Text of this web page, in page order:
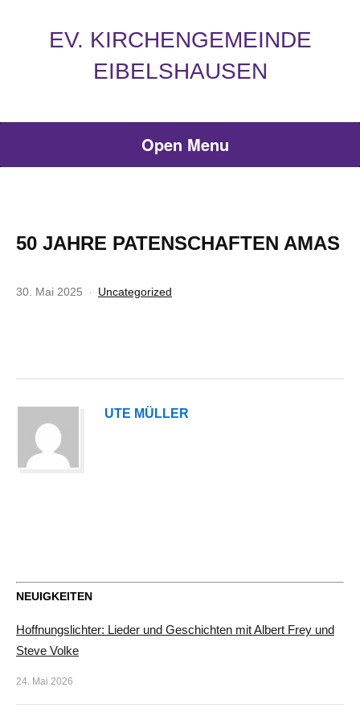
EV. KIRCHENGEMEINDE
EIBELSHAUSEN
Open Menu
50 JAHRE PATENSCHAFTEN AMAS
30. Mai 2025 Uncategorized
UTE MÜLLER
NEUIGKEITEN
Hoffnungslichter: Lieder und Geschichten mit Albert Frey und
Steve Volke
24. Mai 2026